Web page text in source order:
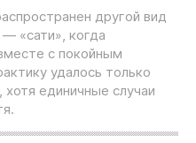
другой вид
«сати», когда
с покойным
удалось только
хотя единичные случаи